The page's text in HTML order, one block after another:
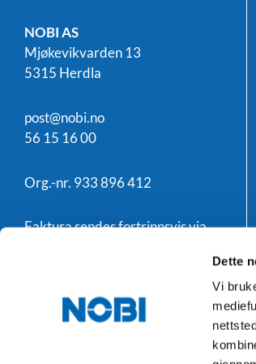
Dette
Vi
NOBI AS
Mjøkevikvarden 13
5315 Herdla
post@nobi.no
56 15 16 00
Org.-nr. 933 896 412
Faktura sendes fortrinnsvis via